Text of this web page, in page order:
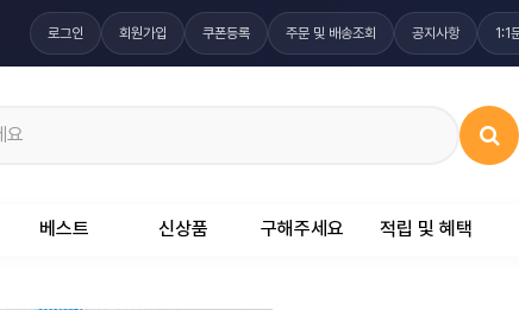
로그인 회원가입 쿠폰등록 주문 및 배송조회 공지사항 1:1
베스트 신상품 구해주세요 적립 및 혜택